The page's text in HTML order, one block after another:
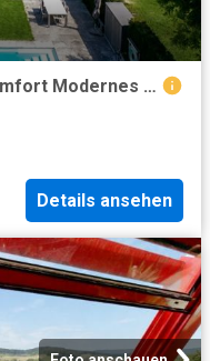
Zeitlose Eleganz trifft Wohnkomfort Modernes EFH mit Pool & Gartenoase
Details ansehen